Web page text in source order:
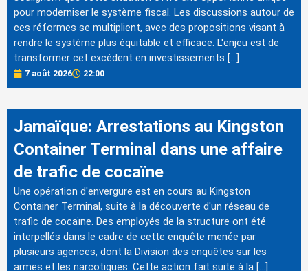
pour moderniser le système fiscal. Les discussions autour de
ces réformes se multiplient, avec des propositions visant à
rendre le système plus équitable et efficace. L'enjeu est de
transformer cet excédent en investissements […]
7 août 2026 22:00
Jamaïque: Arrestations au Kingston
Container Terminal dans une affaire
de trafic de cocaïne
Une opération d'envergure est en cours au Kingston
Container Terminal, suite à la découverte d'un réseau de
trafic de cocaïne. Des employés de la structure ont été
interpellés dans le cadre de cette enquête menée par
plusieurs agences, dont la Division des enquêtes sur les
armes et les narcotiques. Cette action fait suite à la […]